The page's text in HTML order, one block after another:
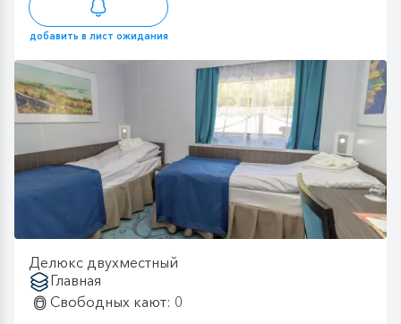
добавить в лист ожидания
Делюкс двухместный
Главная
Свободных кают: 0